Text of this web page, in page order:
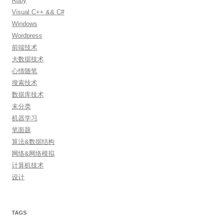
Visual C++ && C#
Windows
Wordpress
前端技术
大数据技术
心情随笔
搜索技术
数据库技术
未分类
机器学习
笔面题
算法&数据结构
网络&网络模拟
计算机技术
设计
TAGS